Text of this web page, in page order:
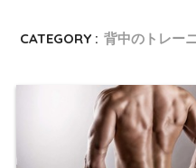
CATEGORY : 背中のトレー